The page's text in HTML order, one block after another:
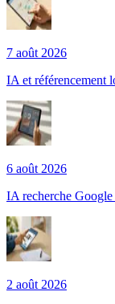
7 août 2026
IA et référencement
6 août 2026
IA recherche
2 août 2026